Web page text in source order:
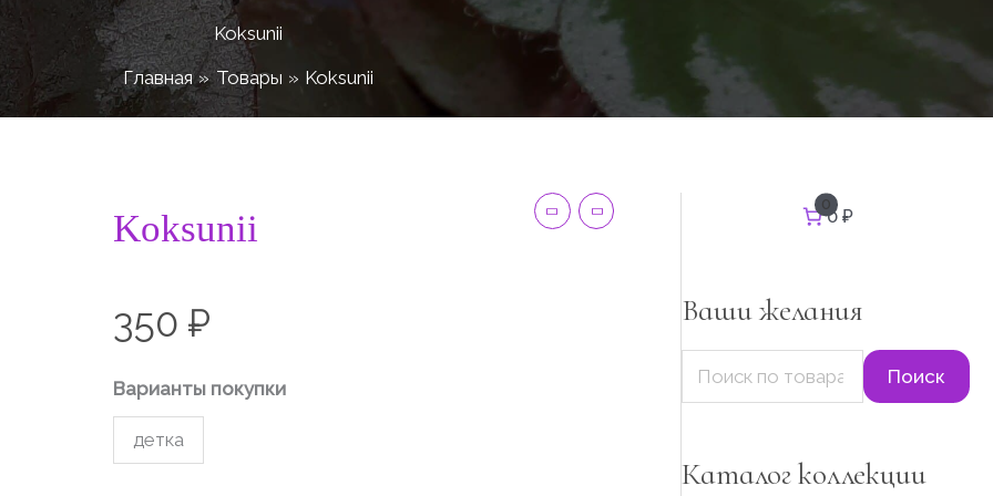
Koksunii
Главная
Товары Koksunii
Koksunii
350₽
Варианты покупки
детка
товара
0
0 ₽
Ваши желания
ь
Поиск
Каталог коллекции